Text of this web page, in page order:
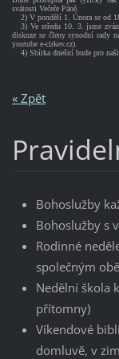
svátosti Večeře Páně.
2) V pondělí 1. Února se od
3) Ve středu 10. 3. jsme
diskuze se členy synodní rady
youtube e-cirkev.cz).
4) Sbírka dnešní bude pro
« Zpět
Bohoslužby
Bohoslužby s
Rodinné
společným
Nedělní škola
přítomny)
Víkendové
domluvě, v